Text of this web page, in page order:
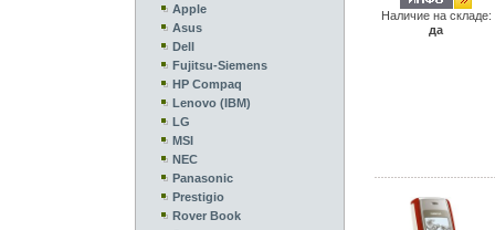
Apple
Asus
Dell
Fujitsu-Siemens
HP Compaq
Lenovo (IBM)
LG
MSI
NEC
Panasonic
Prestigio
Rover Book
Наличие на складе:
да